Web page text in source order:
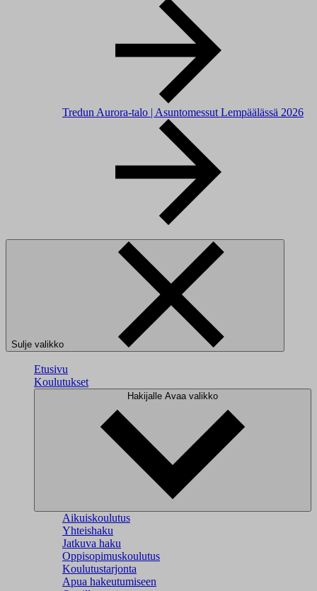
Tredun Aurora-talo | Asuntomessut Lempäälässä 2026
Sulje valikko
Etusivu
Koulutukset
Hakijalle Avaa valikko
Aikuiskoulutus
Yhteishaku
Jatkuva haku
Oppisopimuskoulutus
Koulutustarjonta
Apua hakeutumiseen